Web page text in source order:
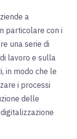
a
particolare con i
una serie di
lavoro e sulla
in modo che le
i processi
delle